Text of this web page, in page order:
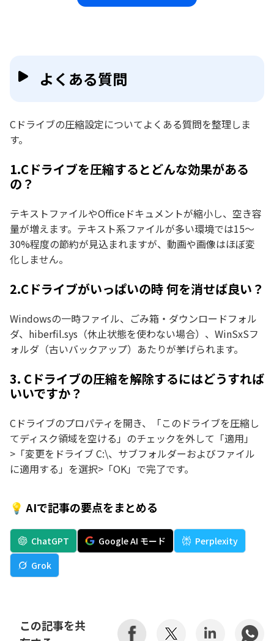
よくある質問
Cドライブの圧縮設定についてよくある質問を整理しま
す。
1.Cドライブを圧縮するとどんな効果がある
の？
テキストファイルやOfficeドキュメントが縮小し、空き容
量が増えます。テキスト系ファイルが多い環境では15〜
30%程度の節約が見込まれますが、動画や画像はほぼ変
化しません。
2.Cドライブがいっぱいの時 何を消せば良い？
Windowsの一時ファイル、ごみ箱・ダウンロードフォル
ダ、hiberfil.sys（休止状態を使わない場合）、WinSxSフ
ォルダ（古いバックアップ）あたりが挙げられます。
3. Cドライブの圧縮を解除するにはどうすれば
いいですか？
Cドライブのプロパティを開き、「このドライブを圧縮し
てディスク領域を空ける」のチェックを外して「適用」
>「変更をドライブ C:\、サブフォルダーおよびファイル
に適用する」を選択>「OK」で完了です。
💡 AIで記事の要点をまとめる
ChatGPT Google AI モード
Perplexity
Grok
この記事を共